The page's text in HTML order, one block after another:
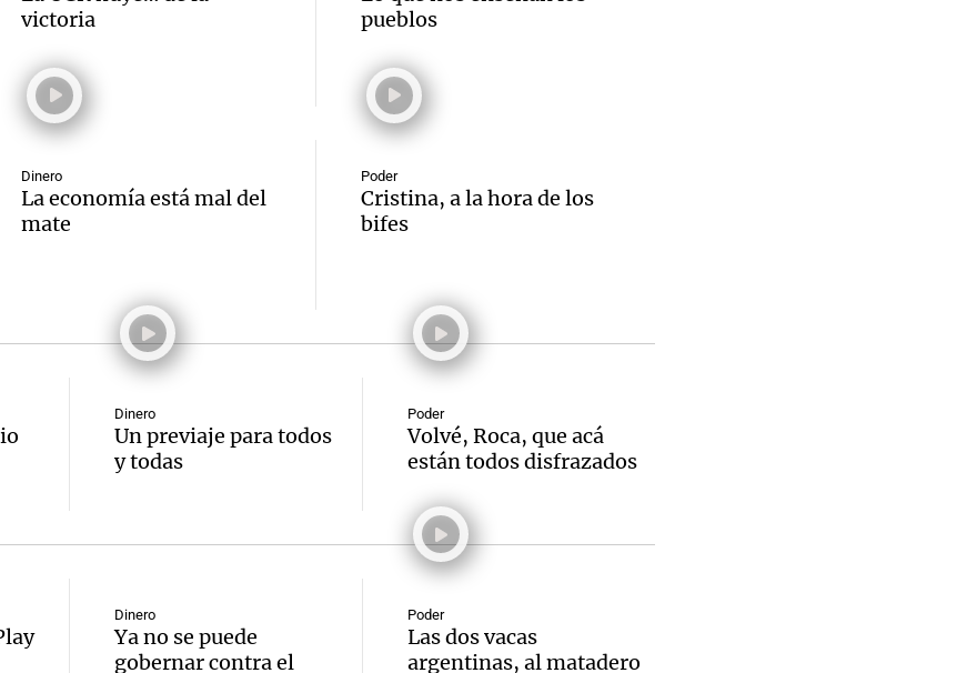
victoria
pueblos
Dinero
La economía está mal del
mate
Poder
Cristina, a la hora de los
bifes
Dinero
Un previaje para todos
y todas
Poder
Volvé, Roca, que acá
están todos disfrazados
Dinero
Ya no se puede
gobernar contra el
Poder
Las dos vacas
argentinas, al matadero